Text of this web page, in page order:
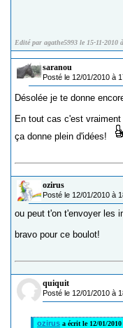
Edité par agathe5993 le 15-11-2010
saranou
Posté le 12/01/2010 à
Désolée je te donne
En tout cas c'est
ça donne plein d'idées!
ozirus
Posté le 12/01/2010 à
ou peut t'on t'envoyer les
bravo pour ce boulot!
quiquit
Posté le 12/01/2010 à
ozirus a écrit le 12/01/